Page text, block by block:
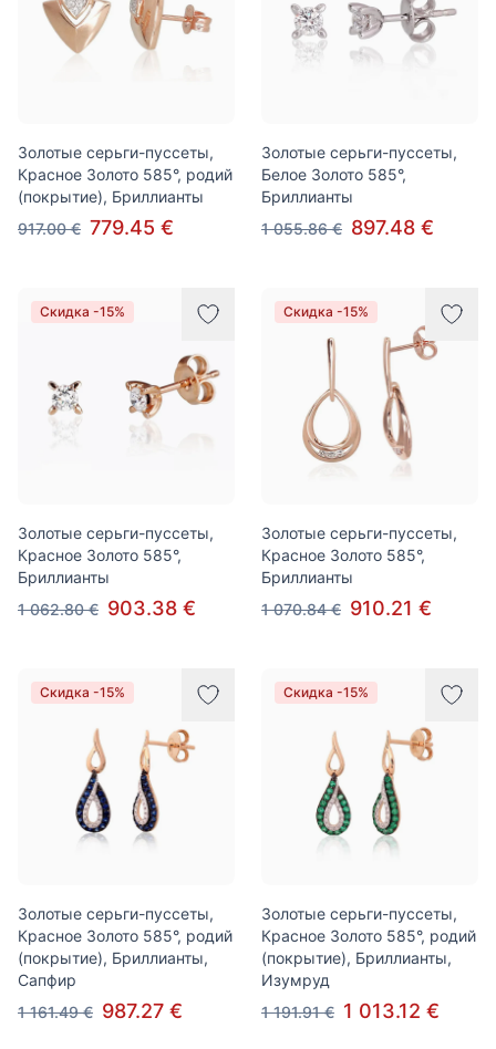
Золотые серьги-пуссеты,
Красное Золото 585°, родий
(покрытие), Бриллианты
917.00 € 779.45 €
Золотые серьги-пуссеты,
Белое Золото 585°,
Бриллианты
1 055.86 € 897.48 €
Скидка -15%
Золотые серьги-пуссеты,
Красное Золото 585°,
Бриллианты
1 062.80 € 903.38 €
Скидка -15%
Золотые серьги-пуссеты,
Красное Золото 585°,
Бриллианты
1 070.84 € 910.21 €
Скидка -15%
Золотые серьги-пуссеты,
Красное Золото 585°, родий
(покрытие), Бриллианты,
Сапфир
1 161.49 € 987.27 €
Скидка -15%
Золотые серьги-пуссеты,
Красное Золото 585°, родий
(покрытие), Бриллианты,
Изумруд
1 191.91 € 1 013.12 €